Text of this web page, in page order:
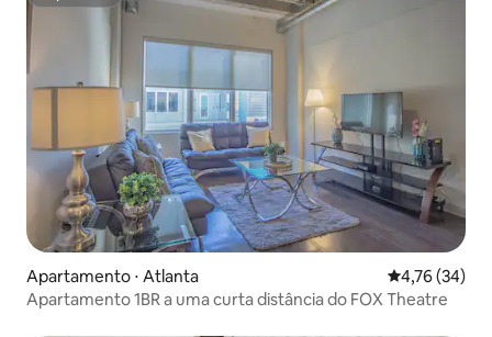
Apartamento ⋅ Atlanta 4,76 de uma
4,76 (34)
Apartamento 1BR a uma curta distância do FOX Theatre